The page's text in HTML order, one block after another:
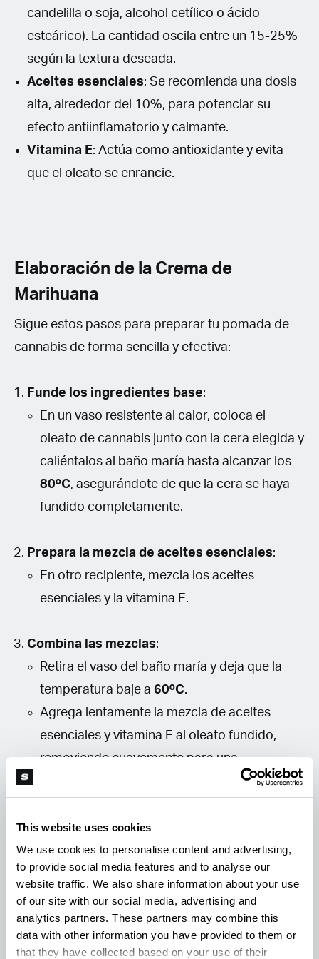
This website uses cookies
We use cookies to personalise content and advertising,
to provide social media features and to analyse our
website traffic. We also share information about your use
of our site with our social media, advertising and
analytics partners. These partners may combine this
data with other information you have provided to them or
that they have collected based on your use of their
candelilla o soja, alcohol cetílico o ácido
esteárico). La cantidad oscila entre un 15-25%
según la textura deseada.
Aceites esenciales: Se recomienda una dosis
alta, alrededor del 10%, para potenciar su
efecto antiinflamatorio y calmante.
Vitamina E: Actúa como antioxidante y evita
que el oleato se enrancie.
Elaboración de la Crema de
Marihuana
Sigue estos pasos para preparar tu pomada de
cannabis de forma sencilla y efectiva:
Funde los ingredientes base:
En un vaso resistente al calor, coloca el
oleato de cannabis junto con la cera elegida y
caliéntalos al baño maría hasta alcanzar los
80ºC, asegurándote de que la cera se haya
fundido completamente.
Prepara la mezcla de aceites esenciales:
En otro recipiente, mezcla los aceites
esenciales y la vitamina E.
Combina las mezclas:
Retira el vaso del baño maría y deja que la
temperatura baje a 60ºC.
Agrega lentamente la mezcla de aceites
esenciales y vitamina E al oleato fundido,
removiendo suavemente para una
Enfriado y envasado
Deja que la mezcla se enfríe hasta que
comience a espesarse.
Vierte la pomada en un tarro de vidrio y
almacénala en un lugar fresco y seco.